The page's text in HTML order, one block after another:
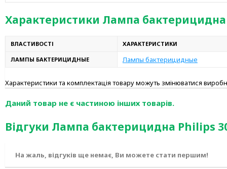
Характеристики Лампа бактерицидна
ВЛАСТИВОСТІ ХАРАКТЕРИСТИКИ
ЛАМПЫ БАКТЕРИЦИДНЫЕ Лампы бактерицидные
Характеристики та комплектація товару можуть змінюватися
Даний товар не є частиною інших товарів.
Відгуки Лампа бактерицидна Philips
На жаль, відгуків ще немає, Ви можете стати першим!